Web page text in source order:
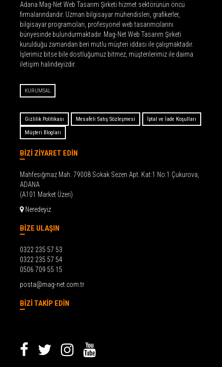
Adana Mag-Net Web Tasarım Şirketi hizmet sektörünün öncü
firmalarındandır. Uzman bilgisayar mühendisleri, grafikerler,
bilgisayar programcıları, profesyonel web tasarımcılarını
bünyesinde bulundurmaktadır. Mag-Net Web Tasarım Şirketi
kurulduğu zamandan beri mutlu müşteri iddası ile çalışmaktadır.
İşlerimiz bitse bile dostluğumuz bitmez, müşterilerimiz ile daima
iletişim halindeyizdir.
KURUMSAL
Gizlilik Politikası Mesafeli Satış Sözleşmesi İptal ve İade Koşulları
Müşteri Blogları
BİZİ ZİYARET EDİN
Mahfesığmaz Mah. 79008 Sokak Sezen Apt. Kat:1 No:1 Çukurova,
ADANA
(A101 Market Üzeri)
Neredeyiz
BİZE ULAŞIN
0322 235 57 53
0322 235 57 54
0506 709 55 15
posta@mag-net.com.tr
BİZİ TAKİP EDİN